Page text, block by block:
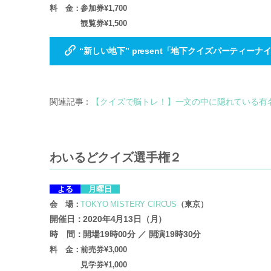
料 金：参加券¥1,700
観覧券¥1,500
“新しい地下” present「地下クイズパーティーナイ
関連記事： 【クイズで脳トレ！】一文の中に隠れている有
わいるどクイズ選手権２
よる
月曜日
会 場：TOKYO MISTERY CIRCUS （東京）
開催日：2020年4月13日（月）
時 間：開場19時00分 ／ 開演19時30分
料 金：前売券¥3,000
見学券¥1,000